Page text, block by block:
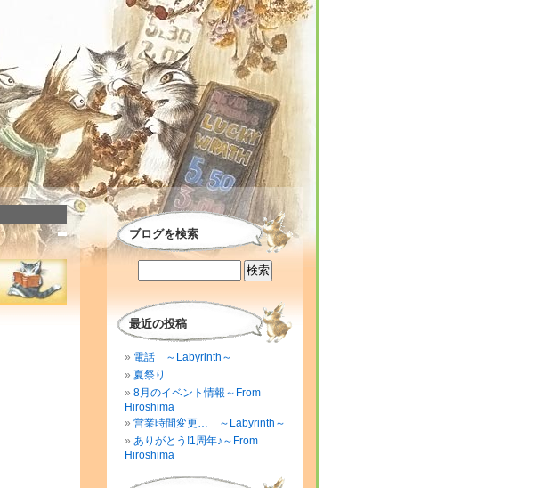
ブログを検索
最近の投稿
電話 ～Labyrinth～
夏祭り
8月のイベント情報～From
Hiroshima
営業時間変更… ～Labyrinth～
ありがとう!1周年♪～From
Hiroshima